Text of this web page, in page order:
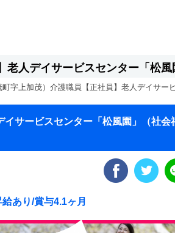
老人デイサービスセンター「松風
町字上加茂）介護職員【正社員】老人デイサー
イサービスセンター「松風園」（社会
あり/賞与4.1ヶ月